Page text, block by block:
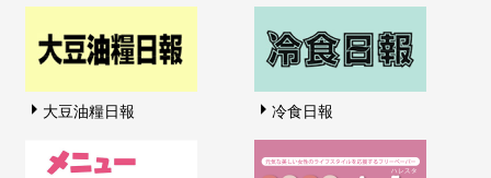
大豆油糧日報 冷食日報